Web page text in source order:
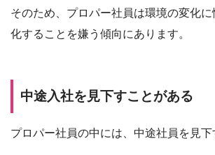
そのため、プロパー社員は環境の変化
化することを嫌う傾向にあります。
中途入社を見下すことがある
プロパー社員の中には、中途社員を見下